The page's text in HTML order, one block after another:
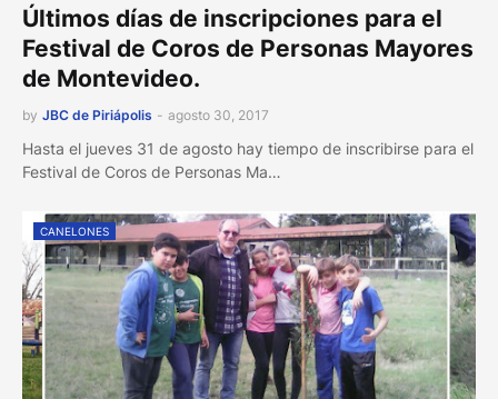
Últimos días de inscripciones para el
Festival de Coros de Personas Mayores
de Montevideo.
by JBC de Piriápolis - agosto 30, 2017
Hasta el jueves 31 de agosto hay tiempo de inscribirse para el
Festival de Coros de Personas Ma…
CANELONES